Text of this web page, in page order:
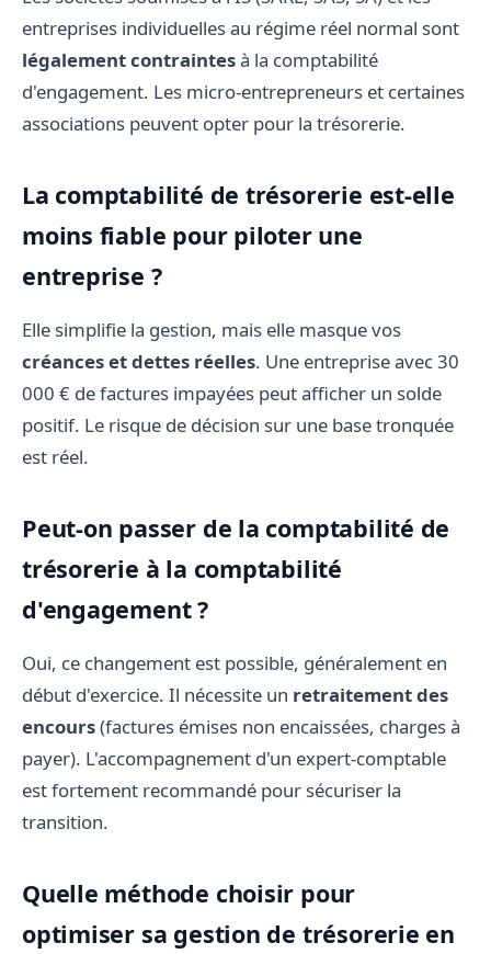
entreprises individuelles au régime réel normal sont
légalement contraintesà la comptabilité
d'engagement. Les micro-entrepreneurs et certaines
associations peuvent opter pour la trésorerie.
La comptabilité de trésorerie est-elle
moins fiable pour piloter une
entreprise ?
Elle simplifie la gestion, mais elle masque vos
créances et dettes réelles. Une entreprise avec 30
000 € de factures impayées peut afficher un solde
positif. Le risque de décision sur une base tronquée
est réel.
Peut-on passer de la comptabilité de
trésorerie à la comptabilité
d'engagement ?
Oui, ce changement est possible, généralement en
début d'exercice. Il nécessite un retraitement des
encours(factures émises non encaissées, charges à
payer). L'accompagnement d'un expert-comptable
est fortement recommandé pour sécuriser la
transition.
Quelle méthode choisir pour
optimiser sa gestion de trésorerie en